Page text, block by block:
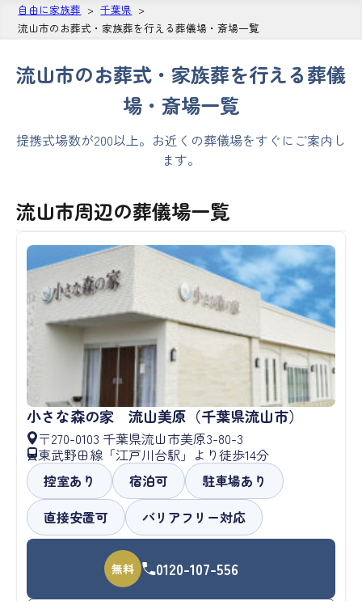
自由に家族葬
千葉県
流山市のお葬式・家族葬を行える葬儀場・斎場一覧
流山市のお葬式・家族葬を行える葬儀
場・斎場一覧
提携式場数が200以上。お近くの葬儀場をすぐにご案内し
ます。
流山市周辺の葬儀場一覧
小さな森の家 流山美原（千葉県流山市）
〒270-0103 千葉県流山市美原3-80-3
東武野田線「江戸川台駅」より徒歩14分
控室あり
宿泊可
駐車場あり
直接安置可
バリアフリー対応
無料 0120-107-556